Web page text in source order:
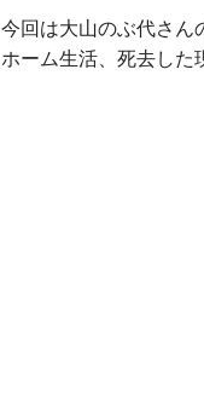
今回は大山のぶ代さん
ホーム生活、死去した